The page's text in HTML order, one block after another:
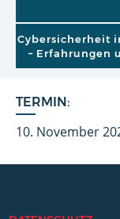
TERMIN:
10. November
Cybersicherheit
– Erfahrungen